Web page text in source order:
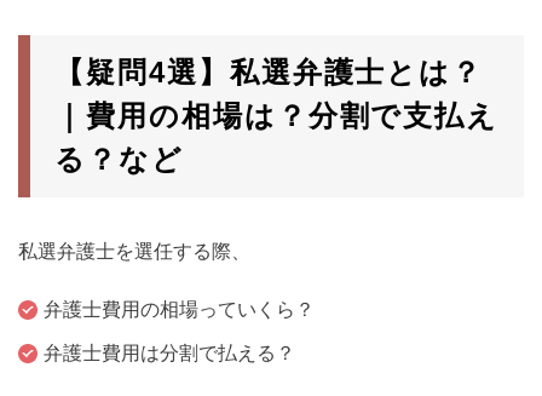
【疑問4選】私選弁護士とは？
｜費用の相場は？分割で支払え
る？など
私選弁護士を選任する際、
弁護士費用の相場っていくら？
弁護士費用は分割で払える？